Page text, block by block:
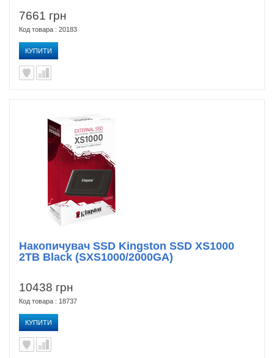
7661 грн
Код товара : 20183
КУПИТИ
10438 грн
Код товара : 18737
КУПИТИ
Накопичувач SSD Kingston SSD XS1000
2TB Black (SXS1000/2000GA)